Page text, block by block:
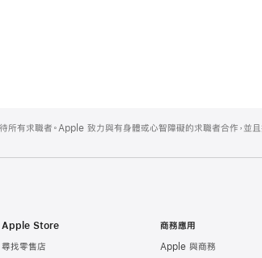
有求職者。Apple 致力與有身體或心智障礙的求職者合作，並且
Apple Store
尋找零售店
商務應用
Apple 與商務